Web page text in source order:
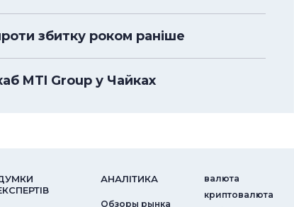
збитку роком раніше
MTI Group у Чайках
АНАЛIТИКА
Обзоры рынка
валюта
криптовалюта